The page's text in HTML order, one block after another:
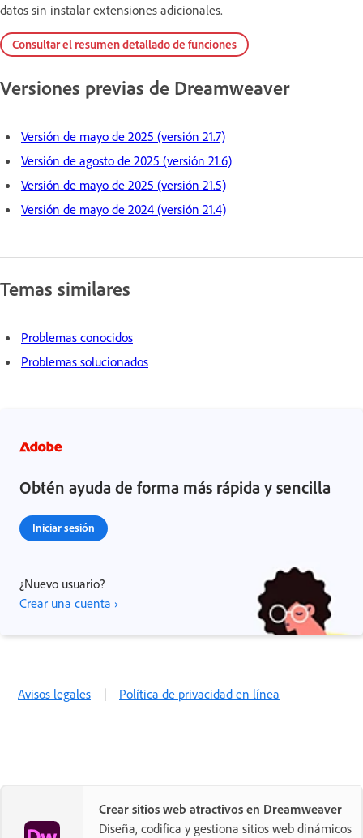
datos sin instalar extensiones adicionales.
Consultar el resumen detallado de funciones
Versiones previas de Dreamweaver
Versión de mayo de 2025 (versión 21.7)
Versión de agosto de 2025 (versión 21.6)
Versión de mayo de 2025 (versión 21.5)
Versión de mayo de 2024 (versión 21.4)
Temas similares
Problemas conocidos
Problemas solucionados
Obtén ayuda de forma más rápida y sencilla
Iniciar sesión
¿Nuevo usuario?
Crear una cuenta ›
Avisos legales | Política de privacidad en línea
Crear sitios web atractivos en Dreamweaver
Diseña, codifica y gestiona sitios web dinámicos